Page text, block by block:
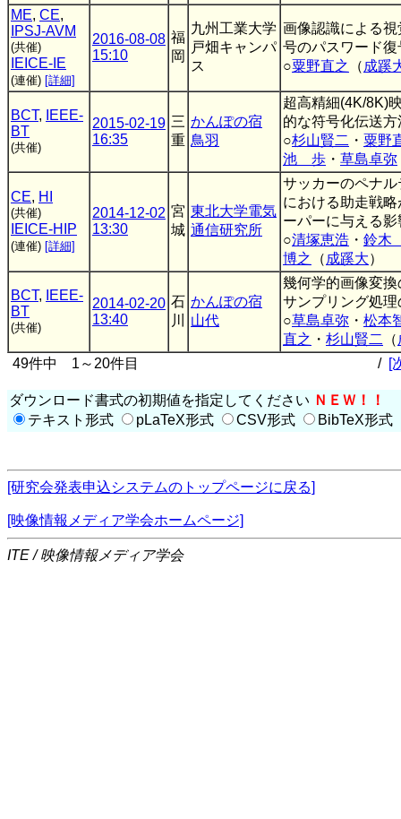
ME, CE,
IPSJ-AVM
(共催)
IEICE-IE
(連催) [詳細]
2016-08-08
15:10
福
岡
九州工業大学
戸畑キャンパ
ス
画像認識による
号のパスワード復
○粟野直之 （ 成蹊
BCT,
IEEE-
BT
(共催)
2015-02-19
16:35
三
重
かんぽの宿
鳥羽
超高精細(4K/8K)
的な符号化伝送方
○杉山賢二 ・ 粟野
池 歩 ・ 草島卓弥
CE, HI
(共催)
IEICE-HIP
(連催) [詳細]
2014-12-02
13:30
宮
城
東北大学電気
通信研究所
サッカーのペナ
における助走戦
ーパーに与える影
○清塚恵浩 ・ 鈴
博之
（ 成蹊大）
BCT,
IEEE-
BT
(共催)
2014-02-20
13:40
石
川
かんぽの宿
山代
幾何学的画像変
サンプリング処
○草島卓弥 ・ 松本
直之 ・ 杉山賢二 （
49件中 1～20件目
/ [
ダウンロード書式の初期値を指定してください ＮＥＷ！！
テキスト形式
pLaTeX形式 CSV形式 BibTeX形式
[研究会発表申込システムのトップページに戻る]
[映像情報メディア学会ホームページ]
ITE / 映像情報メディア学会